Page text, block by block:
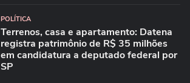
POLÍTICA
Terrenos, casa e apartamento: Datena
registra patrimônio de R$ 35 milhões
em candidatura a deputado federal por
SP